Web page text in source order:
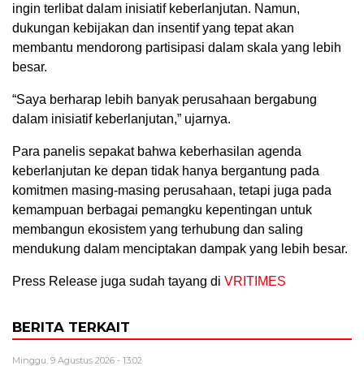
ingin terlibat dalam inisiatif keberlanjutan. Namun,
dukungan kebijakan dan insentif yang tepat akan
membantu mendorong partisipasi dalam skala yang lebih
besar.
“Saya berharap lebih banyak perusahaan bergabung
dalam inisiatif keberlanjutan,” ujarnya.
Para panelis sepakat bahwa keberhasilan agenda
keberlanjutan ke depan tidak hanya bergantung pada
komitmen masing-masing perusahaan, tetapi juga pada
kemampuan berbagai pemangku kepentingan untuk
membangun ekosistem yang terhubung dan saling
mendukung dalam menciptakan dampak yang lebih besar.
Press Release juga sudah tayang di VRITIMES
BERITA TERKAIT
Minggu, 9 Agustus 2026 - 13:02